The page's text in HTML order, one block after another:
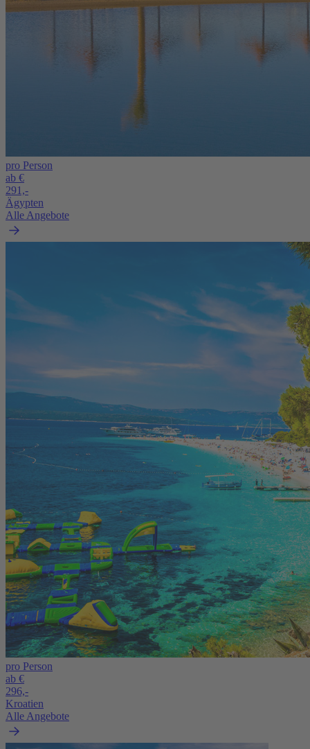
pro Person
ab €
291,-
Ägypten
Alle Angebote
pro Person
ab €
296,-
Kroatien
Alle Angebote